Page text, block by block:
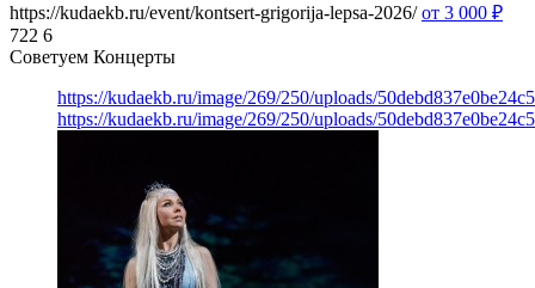
https://kudaekb.ru/event/kontsert-grigorija-lepsa-2026/ от 3 000 ₽
722 6
Советуем Концерты
https://kudaekb.ru/image/269/250/uploads/
https://kudaekb.ru/image/269/250/uploads/